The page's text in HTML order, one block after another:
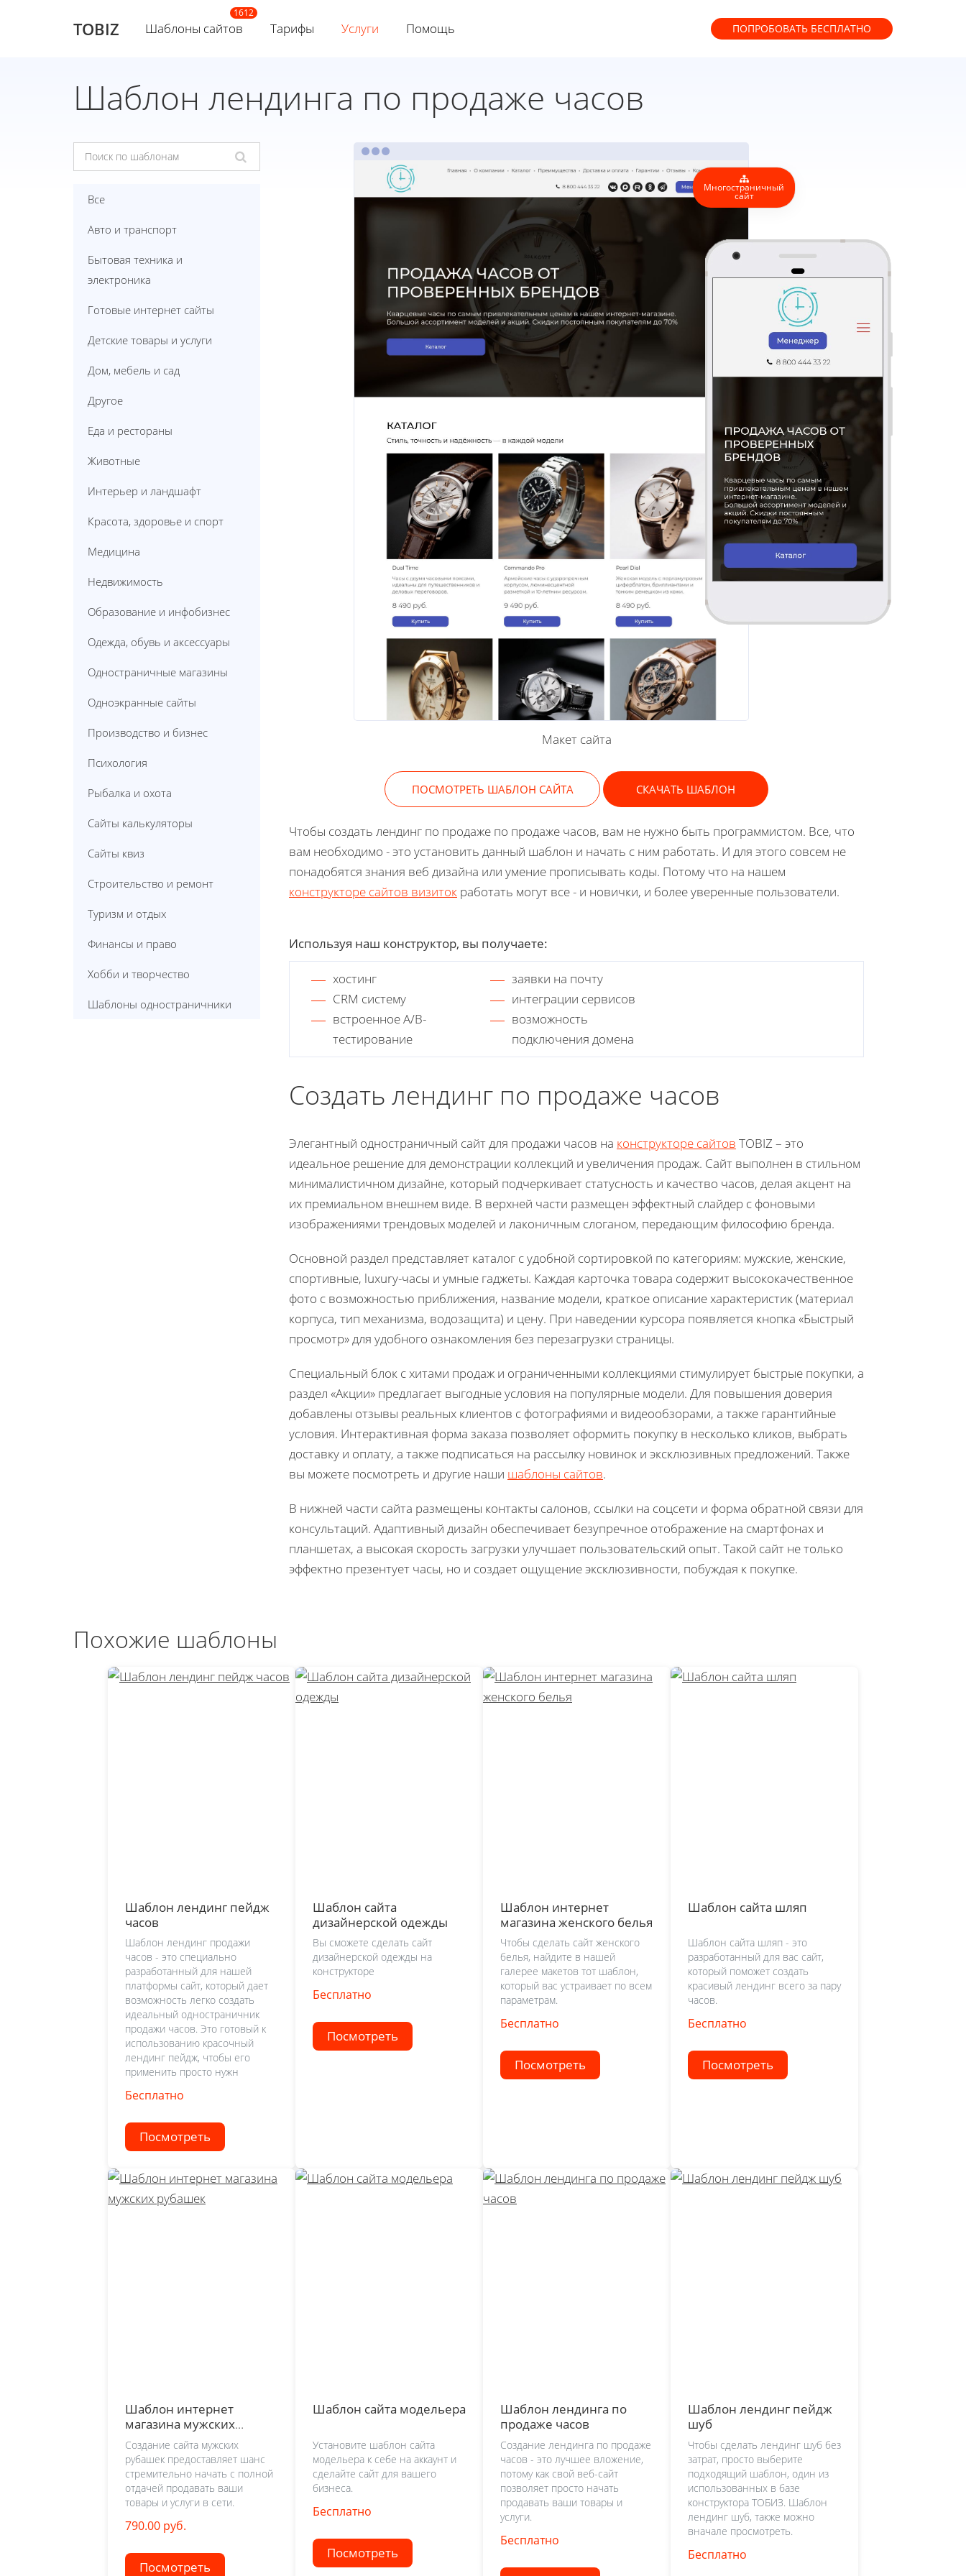
TOBIZ Шаблоны сайтов Тарифы Услуги Помощь ПОПРОБОВАТЬ БЕСПЛАТНО
Шаблон лендинга по продаже часов
Все
Авто и транспорт
Бытовая техника и
электроника
Готовые интернет сайты
Детские товары и услуги
Дом, мебель и сад
Другое
Еда и рестораны
Животные
Интерьер и ландшафт
Красота, здоровье и спорт
Медицина
Недвижимость
Образование и инфобизнес
Одежда, обувь и аксессуары
Одностраничные магазины
Одноэкранные сайты
Производство и бизнес
Психология
Рыбалка и охота
Сайты калькуляторы
Сайты квиз
Строительство и ремонт
Туризм и отдых
Финансы и право
Хобби и творчество
Шаблоны одностраничники
Многостраничный
сайт
Макет сайта
ПОСМОТРЕТЬ ШАБЛОН САЙТА СКАЧАТЬ ШАБЛОН
Чтобы создать лендинг по продаже по продаже часов, вам не нужно быть программистом. Все, что
вам необходимо - это установить данный шаблон и начать с ним работать. И для этого совсем не
понадобятся знания веб дизайна или умение прописывать коды. Потому что на нашем
конструкторе сайтов визиток работать могут все - и новички, и более уверенные пользователи.
Используя наш конструктор, вы получаете:
хостинг
заявки на почту
CRM систему
интеграции сервисов
встроенное A/B-
тестирование
возможность
подключения домена
Создать лендинг по продаже часов
Элегантный одностраничный сайт для продажи часов на конструкторе сайтов TOBIZ – это
идеальное решение для демонстрации коллекций и увеличения продаж. Сайт выполнен в стильном
минималистичном дизайне, который подчеркивает статусность и качество часов, делая акцент на
их премиальном внешнем виде. В верхней части размещен эффектный слайдер с фоновыми
изображениями трендовых моделей и лаконичным слоганом, передающим философию бренда.
Основной раздел представляет каталог с удобной сортировкой по категориям: мужские, женские,
спортивные, luxury-часы и умные гаджеты. Каждая карточка товара содержит высококачественное
фото с возможностью приближения, название модели, краткое описание характеристик (материал
корпуса, тип механизма, водозащита) и цену. При наведении курсора появляется кнопка «Быстрый
просмотр» для удобного ознакомления без перезагрузки страницы.
Специальный блок с хитами продаж и ограниченными коллекциями стимулирует быстрые покупки, а
раздел «Акции» предлагает выгодные условия на популярные модели. Для повышения доверия
добавлены отзывы реальных клиентов с фотографиями и видеообзорами, а также гарантийные
условия. Интерактивная форма заказа позволяет оформить покупку в несколько кликов, выбрать
доставку и оплату, а также подписаться на рассылку новинок и эксклюзивных предложений. Также
вы можете посмотреть и другие наши шаблоны сайтов.
В нижней части сайта размещены контакты салонов, ссылки на соцсети и форма обратной связи для
консультаций. Адаптивный дизайн обеспечивает безупречное отображение на смартфонах и
планшетах, а высокая скорость загрузки улучшает пользовательский опыт. Такой сайт не только
эффектно презентует часы, но и создает ощущение эксклюзивности, побуждая к покупке.
Похожие шаблоны
Шаблон лендинг пейдж
часов
Шаблон лендинг продажи
часов - это специально
разработанный для нашей
платформы сайт, который дает
возможность легко создать
идеальный одностраничник
продажи часов. Это готовый к
использованию красочный
лендинг пейдж, чтобы его
применить просто нужн
Бесплатно
Посмотреть
Шаблон сайта
дизайнерской одежды
Вы сможете сделать сайт
дизайнерской одежды на
конструкторе
Бесплатно
Посмотреть
Шаблон интернет
магазина женского белья
Чтобы сделать сайт женского
белья, найдите в нашей
галерее макетов тот шаблон,
который вас устраивает по всем
параметрам.
Бесплатно
Посмотреть
Шаблон сайта шляп
Шаблон сайта шляп - это
разработанный для вас сайт,
который поможет создать
красивый лендинг всего за пару
часов.
Бесплатно
Посмотреть
Шаблон интернет
магазина мужских
рубашек
Создание сайта мужских
рубашек предоставляет шанс
стремительно начать с полной
отдачей продавать ваши
товары и услуги в сети.
790.00 руб.
Посмотреть
Шаблон сайта модельера
Установите шаблон сайта
модельера к себе на аккаунт и
сделайте сайт для вашего
бизнеса.
Бесплатно
Посмотреть
Шаблон лендинга по
продаже часов
Создание лендинга по продаже
часов - это лучшее вложение,
потому как свой веб-сайт
позволяет просто начать
продавать ваши товары и
услуги.
Бесплатно
Шаблон лендинг пейдж
шуб
Чтобы сделать лендинг шуб без
затрат, просто выберите
подходящий шаблон, один из
использованных в базе
конструктора ТОБИЗ. Шаблон
лендинг шуб, также можно
вначале просмотреть.
Бесплатно